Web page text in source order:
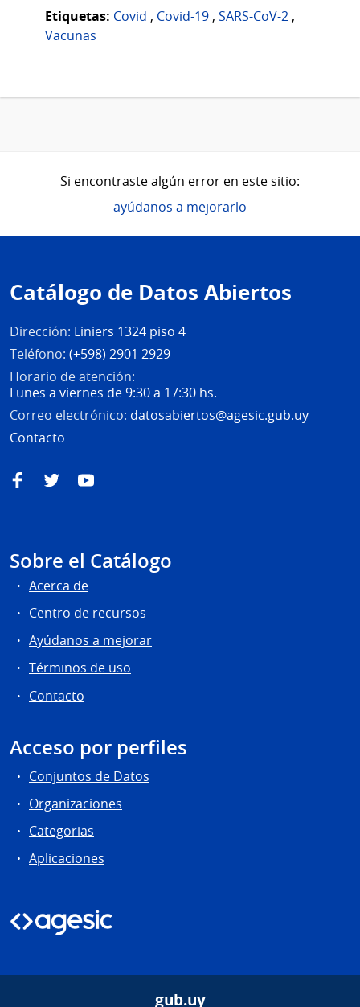
Etiquetas: Covid , Covid-19 , SARS-CoV-2 ,
Vacunas
Si encontraste algún error en este sitio:
ayúdanos a mejorarlo
de
página
Catálogo de Datos Abiertos
Dirección: Liniers 1324 piso 4
Teléfono: (+598) 2901 2929
Horario de atención:
Lunes a viernes de 9:30 a 17:30 hs.
Correo electrónico: datosabiertos@agesic.gub.uy
Contacto
FacebookTwitterYouTube
Sobre el Catálogo
Acerca de
Centro de recursos
Ayúdanos a mejorar
Términos de uso
Contacto
Acceso por perfiles
Conjuntos de Datos
Organizaciones
Categorias
Aplicaciones
gub.uy